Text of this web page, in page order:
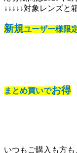
↓↓↓↓↓対象レンズと
新規ユーザー様限
まとめ買いでお得
いつもご購入も方